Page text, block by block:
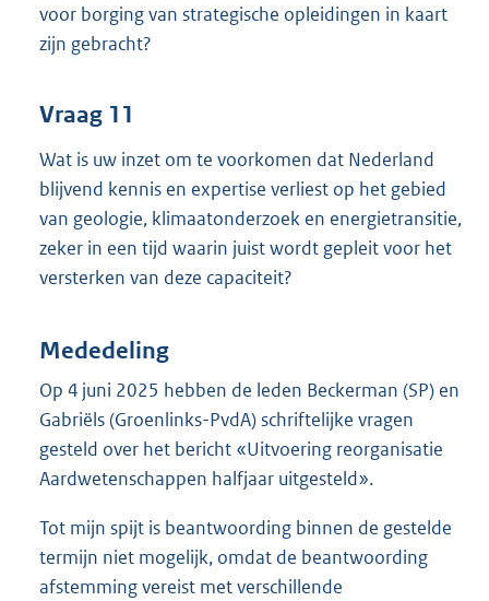
voor borging van strategische opleidingen in kaart
zijn gebracht?
Vraag 11
Wat is uw inzet om te voorkomen dat Nederland
blijvend kennis en expertise verliest op het gebied
van geologie, klimaatonderzoek en energietransitie,
zeker in een tijd waarin juist wordt gepleit voor het
versterken van deze capaciteit?
Mededeling
Op 4 juni 2025 hebben de leden Beckerman (SP) en
Gabriëls (Groenlinks-PvdA) schriftelijke vragen
gesteld over het bericht «Uitvoering reorganisatie
Aardwetenschappen halfjaar uitgesteld».
Tot mijn spijt is beantwoording binnen de gestelde
termijn niet mogelijk, omdat de beantwoording
afstemming vereist met verschillende